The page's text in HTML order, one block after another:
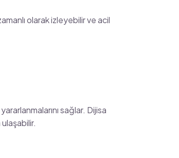
olarak izleyebilir ve acil
sağlar. Dijisa